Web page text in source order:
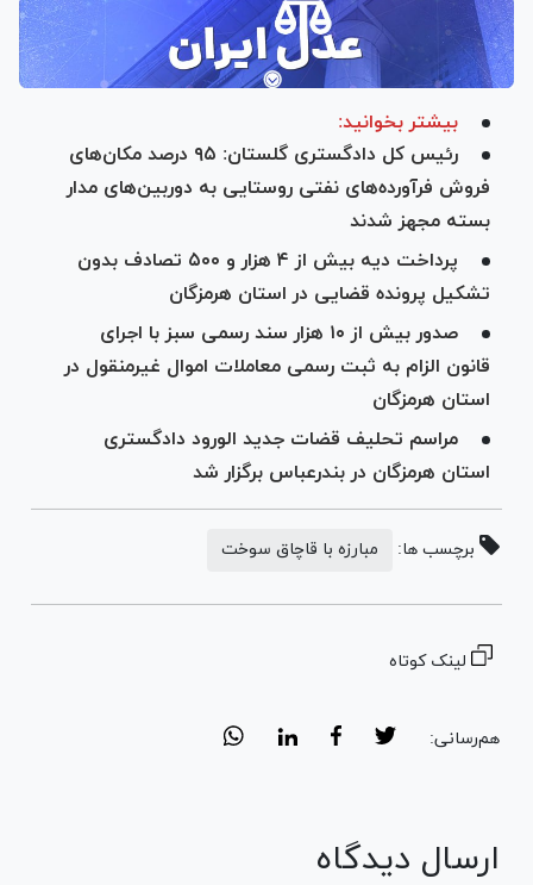
بیشتر بخوانید:
رئیس کل دادگستری گلستان: ۹۵ درصد مکان‌های
فروش فرآورده‌های نفتی روستایی به دوربین‌های مدار
بسته مجهز شدند
پرداخت دیه بیش از ۴ هزار و ۵۰۰ تصادف بدون
تشکیل پرونده قضایی در استان هرمزگان
صدور بیش از ۱۰ هزار سند رسمی سبز با اجرای
قانون الزام به ثبت رسمی معاملات اموال غیرمنقول در
استان هرمزگان
مراسم تحلیف قضات جدید الورود دادگستری
استان هرمزگان در بندرعباس برگزار شد
برچسب ها: مبارزه با قاچاق سوخت
لینک کوتاه
هم‌رسانی:
ارسال دیدگاه